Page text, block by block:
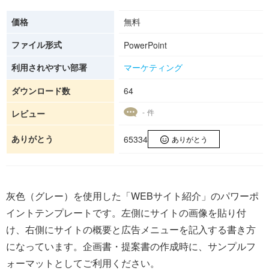
価格
無料
ファイル形式
PowerPoint
利用されやすい部署
マーケティング
ダウンロード数
64
レビュー
- 件
ありがとう 65334 ありがとう
灰色（グレー）を使用した「WEBサイト紹介」のパワーポ
イントテンプレートです。左側にサイトの画像を貼り付
け、右側にサイトの概要と広告メニューを記入する書き方
になっています。企画書・提案書の作成時に、サンプルフ
ォーマットとしてご利用ください。